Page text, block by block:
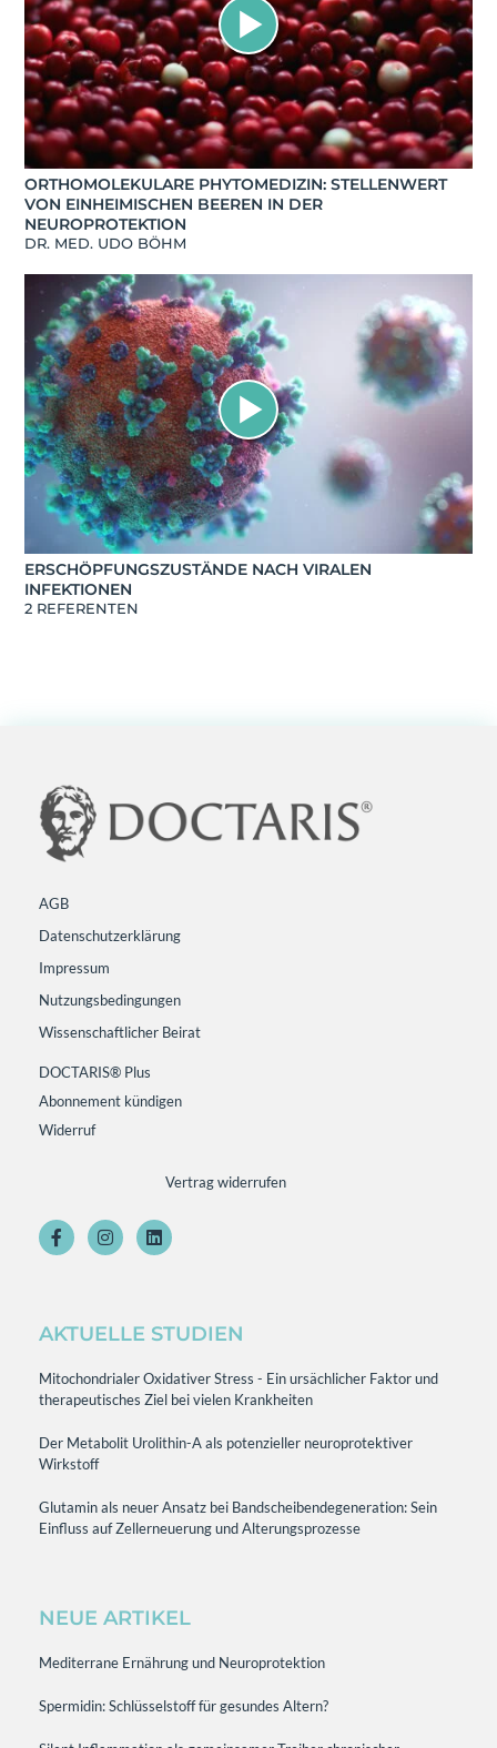
ORTHOMOLEKULARE PHYTOMEDIZIN: STELLENWERT
VON EINHEIMISCHEN BEEREN IN DER
NEUROPROTEKTION
DR. MED. UDO BÖHM
ERSCHÖPFUNGSZUSTÄNDE NACH VIRALEN
INFEKTIONEN
2 REFERENTEN
AGB
Datenschutzerklärung
Impressum
Nutzungsbedingungen
Wissenschaftlicher Beirat
DOCTARIS® Plus
Abonnement kündigen
Widerruf
Vertrag widerrufen
AKTUELLE STUDIEN
Mitochondrialer Oxidativer Stress - Ein ursächlicher Faktor und
therapeutisches Ziel bei vielen Krankheiten
Der Metabolit Urolithin-A als potenzieller neuroprotektiver
Wirkstoff
Glutamin als neuer Ansatz bei Bandscheibendegeneration: Sein
Einfluss auf Zellerneuerung und Alterungsprozesse
NEUE ARTIKEL
Mediterrane Ernährung und Neuroprotektion
Spermidin: Schlüsselstoff für gesundes Altern?